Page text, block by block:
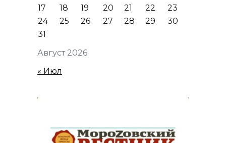
Август 2026
17
18 19 20 21 22
23
24
25 26 27 28 29
30
31
« Июл